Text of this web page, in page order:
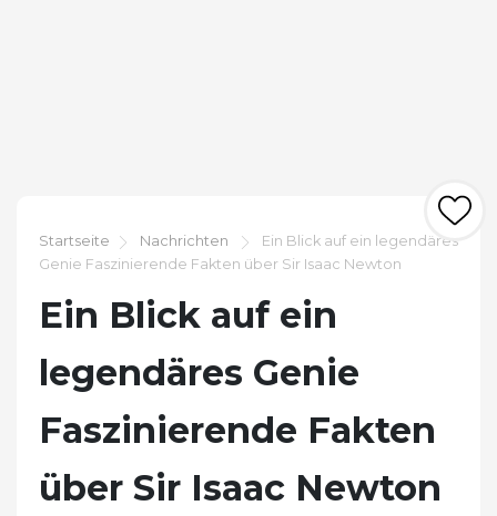
Startseite Nachrichten
Ein Blick auf ein legendäres
Genie Faszinierende Fakten über Sir Isaac Newton
Ein Blick auf ein
legendäres Genie
Faszinierende Fakten
über Sir Isaac Newton